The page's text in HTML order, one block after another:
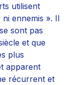
utilisent
ennemis ». Il
sont pas
et que
plus
apparent
récurrent et